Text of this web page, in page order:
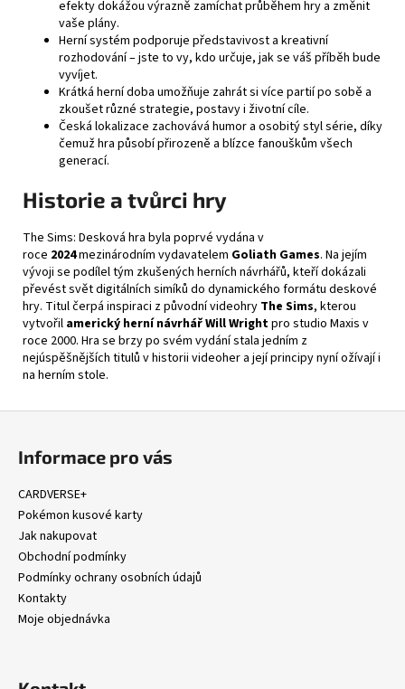
efekty dokážou výrazně zamíchat průběhem hry a změnit
vaše plány.
Herní systém podporuje představivost a kreativní
rozhodování – jste to vy, kdo určuje, jak se váš příběh bude
vyvíjet.
Krátká herní doba umožňuje zahrát si více partií po sobě a
zkoušet různé strategie, postavy i životní cíle.
Česká lokalizace zachovává humor a osobitý styl série, díky
čemuž hra působí přirozeně a blízce fanouškům všech
generací.
Historie a tvůrci hry
The Sims: Desková hra byla poprvé vydána v
roce 2024mezinárodním vydavatelem Goliath Games. Na jejím
vývoji se podílel tým zkušených herních návrhářů, kteří dokázali
převést svět digitálních simíků do dynamického formátu deskové
hry. Titul čerpá inspiraci z původní videohry The Sims, kterou
vytvořil americký herní návrhář Will Wrightpro studio Maxis v
roce 2000. Hra se brzy po svém vydání stala jedním z
nejúspěšnějších titulů v historii videoher a její principy nyní ožívají i
na herním stole.
Informace pro vás
CARDVERSE+
Pokémon kusové karty
Jak nakupovat
Obchodní podmínky
Podmínky ochrany osobních údajů
Kontakty
Moje objednávka